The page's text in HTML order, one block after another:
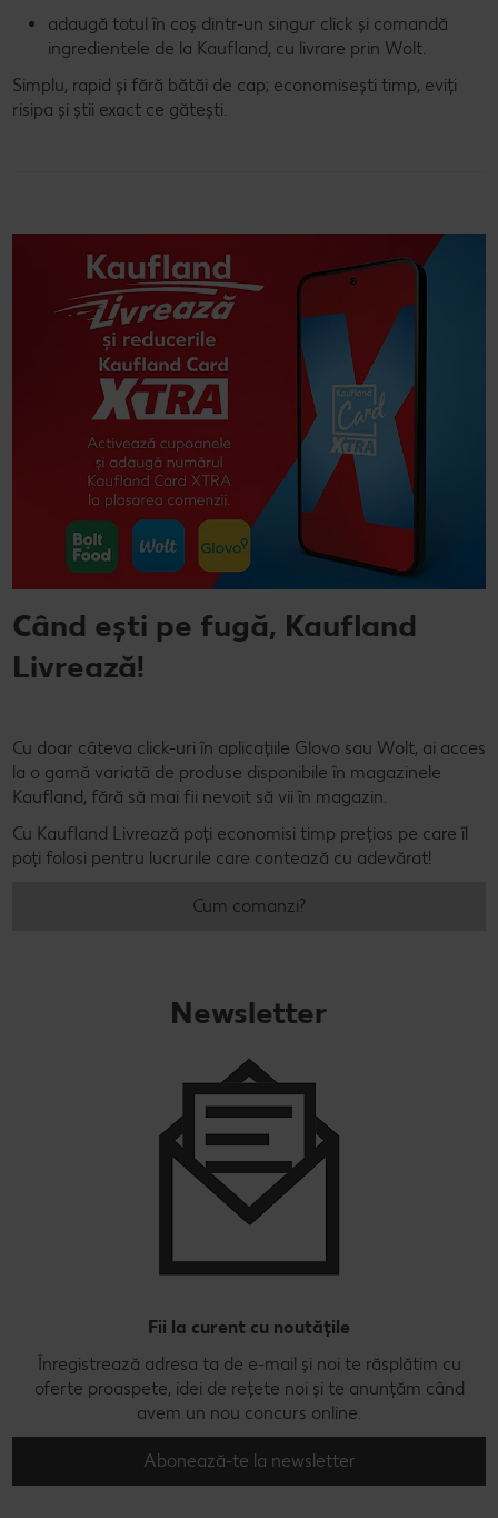
adaugă totul în coș dintr-un singur click și comandă
ingredientele de la Kaufland, cu livrare prin Wolt.
Simplu, rapid și fără bătăi de cap; economisești timp, eviți
risipa și știi exact ce gătești.
Când ești pe fugă, Kaufland
Livrează!
Cu doar câteva click-uri în aplicațiile Glovo sau Wolt, ai acces
la o gamă variată de produse disponibile în magazinele
Kaufland, fără să mai fii nevoit să vii în magazin.
Cu Kaufland Livrează poți economisi timp prețios pe care îl
poți folosi pentru lucrurile care contează cu adevărat!
Cum comanzi?
Newsletter
Fii la curent cu noutățile
Înregistrează adresa ta de e-mail și noi te răsplătim cu
oferte proaspete, idei de rețete noi și te anunțăm când
avem un nou concurs online.
Abonează-te la newsletter